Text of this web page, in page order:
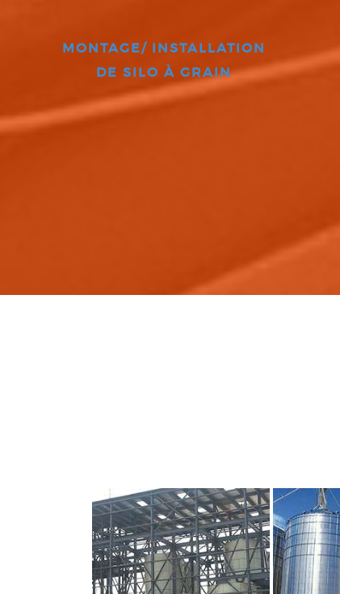
MONTAGE/ INSTALLATION
DE SILO À GRAIN